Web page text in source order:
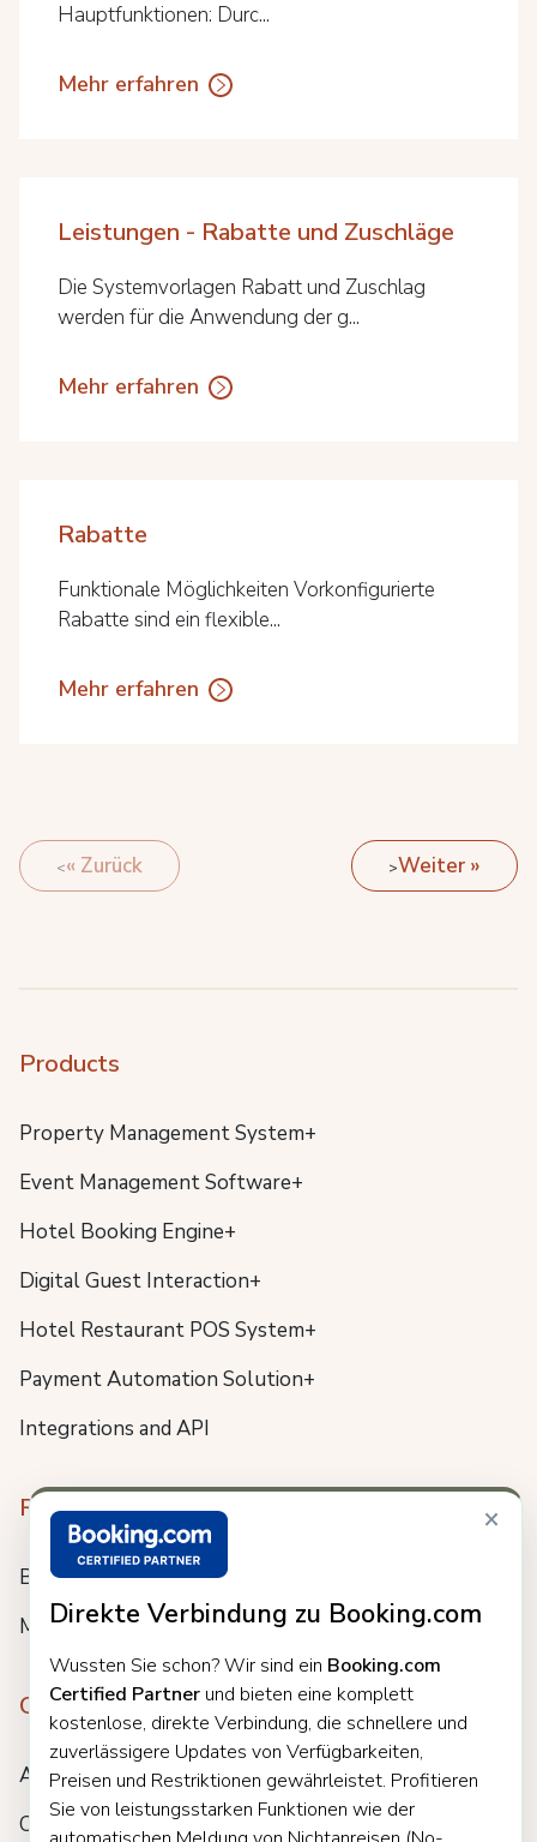
×
Direkte Verbindung zu Booking.com
Wussten Sie schon? Wir sind ein Booking.com
Certified Partnerund bieten eine komplett
kostenlose, direkte Verbindung, die schnellere und
zuverlässigere Updates von Verfügbarkeiten,
Preisen und Restriktionen gewährleistet. Profitieren
Sie von leistungsstarken Funktionen wie der
Hauptfunktionen: Durc...
Mehr erfahren
Leistungen - Rabatte und Zuschläge
Die Systemvorlagen Rabatt und Zuschlag
werden für die Anwendung der g...
Mehr erfahren
Rabatte
Funktionale Möglichkeiten Vorkonfigurierte
Rabatte sind ein flexible...
Mehr erfahren
« Zurück Weiter »
Products
Property Management System+
Event Management Software+
Hotel Booking Engine+
Digital Guest Interaction+
Hotel Restaurant POS System+
Payment Automation Solution+
Integrations and API
Resources
Blog
Meet us
Company
About
Careers